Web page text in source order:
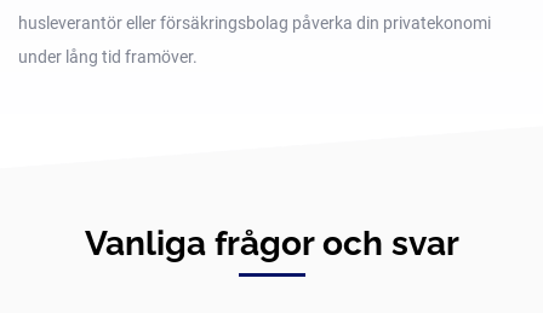
husleverantör eller försäkringsbolag påverka din privatekonomi
under lång tid framöver.
Vanliga frågor och svar